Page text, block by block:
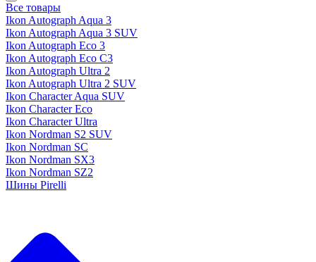
Все товары
Ikon Autograph Aqua 3
Ikon Autograph Aqua 3 SUV
Ikon Autograph Eco 3
Ikon Autograph Eco C3
Ikon Autograph Ultra 2
Ikon Autograph Ultra 2 SUV
Ikon Character Aqua SUV
Ikon Character Eco
Ikon Character Ultra
Ikon Nordman S2 SUV
Ikon Nordman SC
Ikon Nordman SX3
Ikon Nordman SZ2
Шины Pirelli